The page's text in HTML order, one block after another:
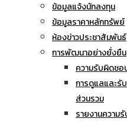
ข้อมูลแจ้งนักลงทุน
ข้อมูลราคาหลักทรัพย์
ห้องข่าวประชาสัมพันธ์
การพัฒนาอย่างยั่งยืน
ความรับผิดช
การดูแลและ
ส่วนรวม
รายงานควา